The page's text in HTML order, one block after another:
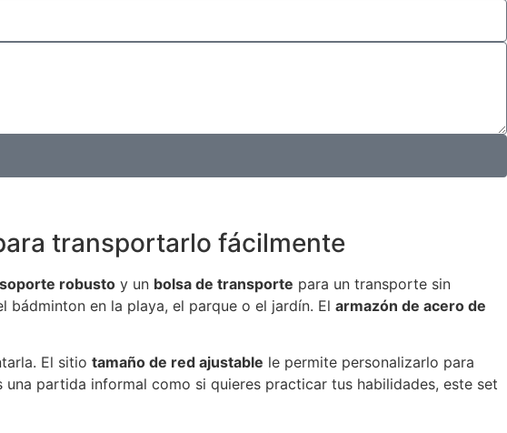
transportarlo fácilmente
soporte robusto y un bolsa de transporte para un transporte sin
en la playa, el parque o el jardín. El armazón de acero de
El sitio tamaño de red ajustable le permite personalizarlo para
partida informal como si quieres practicar tus habilidades, este set